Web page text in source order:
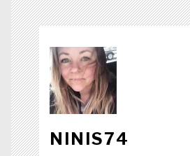
)
NINIS74